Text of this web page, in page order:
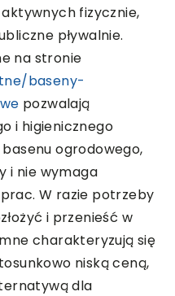
fizycznie,
pływalnie.
na stronie
baseny-
pozwalają
i higienicznego
ogrodowego,
i nie wymaga
W razie potrzeby
i przenieść w
charakteryzują się
niską ceną,
dla